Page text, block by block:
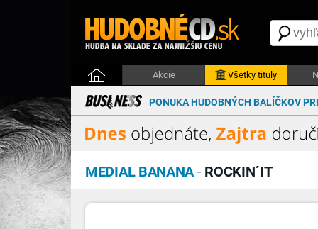
Akcie Všetky tituly
PONUKA HUDOBNÝCH BALÍČKOV
MEDIAL BANANA- ROCKIN´IT